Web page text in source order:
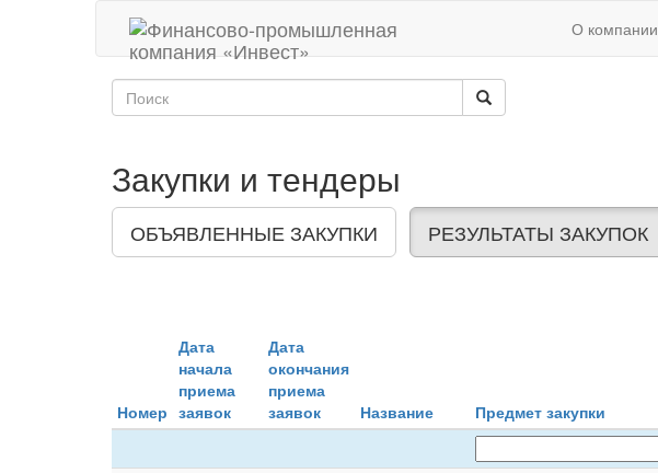
О компании
Закупки и тендеры
ОБЪЯВЛЕННЫЕ ЗАКУПКИ РЕЗУЛЬТАТЫ ЗАКУПОК
Номер
Дата
начала
приема
заявок
Дата
окончания
приема
заявок
Название Предмет закупки